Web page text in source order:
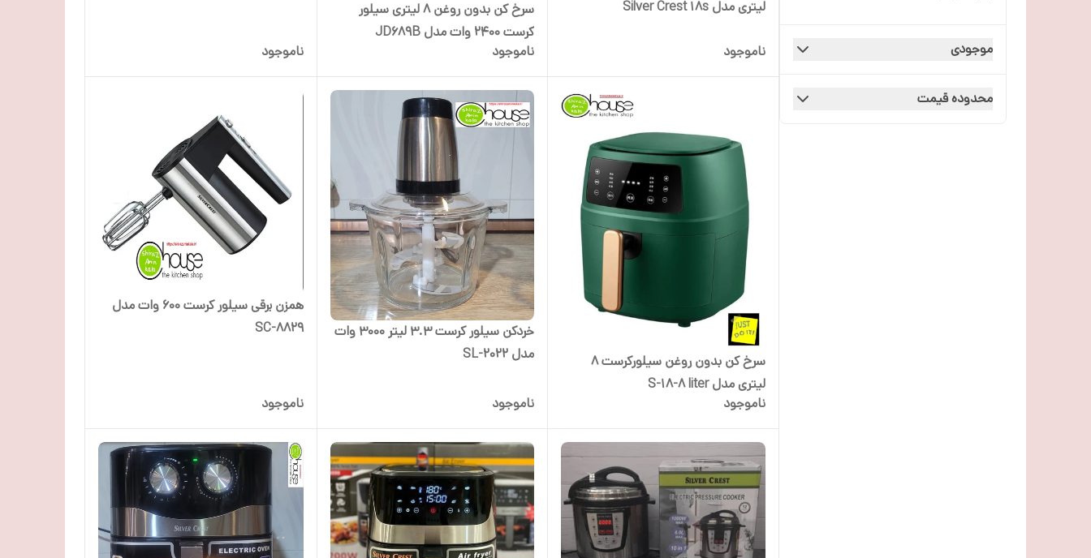
موجودی
محدوده قیمت
لیتری مدل Silver Crest 18s
ناموجود
سرخ کن بدون روغن 8 لیتری سیلور
کرست ۲۴۰۰ وات مدل JD689B
ناموجود
ناموجود
سرخ کن بدون روغن سیلورکرست 8
لیتری مدل S-18-8 liter
ناموجود
خردکن سیلور کرست 3.3 لیتر 3000 وات
مدل SL-2022
ناموجود
همزن برقی سیلور کرست 600 وات مدل
SC-8829
ناموجود